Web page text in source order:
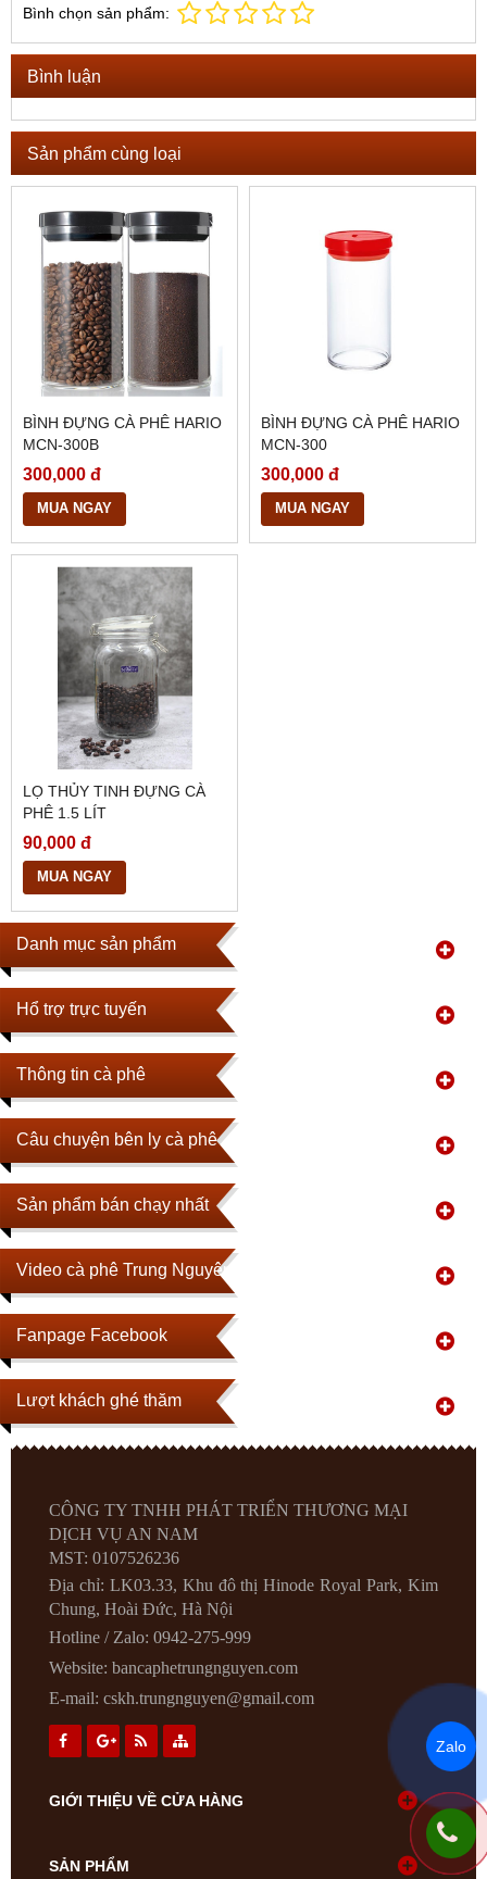
Danh mục sản phẩm
Hổ trợ trực tuyến
Thông tin cà phê
Câu chuyện bên ly cà phê
Sản phẩm bán chạy nhất
Video cà phê Trung Nguyên
Fanpage Facebook
Lượt khách ghé thăm
Bình chọn sản phẩm:
Bình luận
Sản phẩm cùng loại
BÌNH ĐỰNG CÀ PHÊ HARIO
MCN-300B
300,000 đ
MUA NGAY
BÌNH ĐỰNG CÀ PHÊ HARIO
MCN-300
300,000 đ
MUA NGAY
LỌ THỦY TINH ĐỰNG CÀ
PHÊ 1.5 LÍT
90,000 đ
MUA NGAY
CÔNG TY TNHH PHÁT TRIỂN THƯƠNG MẠI
DỊCH VỤ AN NAM
MST: 0107526236
Địa chỉ: LK03.33, Khu đô thị Hinode Royal Park, Kim
Chung, Hoài Đức, Hà Nội
Hotline / Zalo: 0942-275-999
Website: bancaphetrungnguyen.com
E-mail: cskh.trungnguyen@gmail.com
GIỚI THIỆU VỀ CỬA HÀNG
SẢN PHẨM
Zalo